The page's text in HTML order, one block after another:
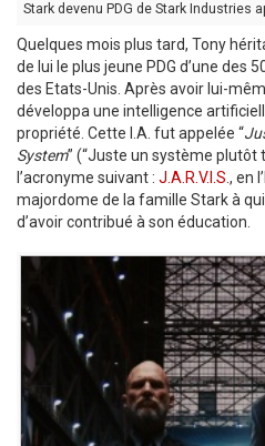
Stark devenu PDG de Stark Industries
Quelques mois plus tard, Tony
de lui le plus jeune PDG d’une des
des Etats-Unis. Après avoir lui-
développa une intelligence
propriété. Cette I.A. fut appelée “
System” (“Juste un système plutôt
l’acronyme suivant : J.A.R.V.I.S. , en
majordome de la famille Stark à
d’avoir contribué à son éducation.